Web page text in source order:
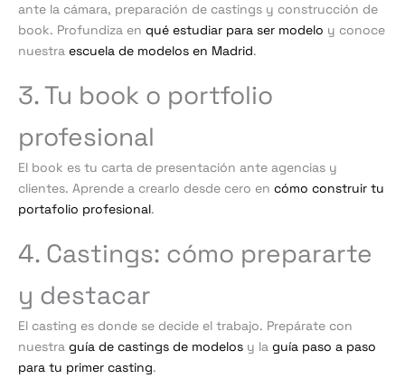
ante la cámara, preparación de castings y construcción de
book. Profundiza en qué estudiar para ser modelo y conoce
nuestra escuela de modelos en Madrid.
3. Tu book o portfolio
profesional
El book es tu carta de presentación ante agencias y
clientes. Aprende a crearlo desde cero en cómo construir tu
portafolio profesional.
4. Castings: cómo prepararte
y destacar
El casting es donde se decide el trabajo. Prepárate con
nuestra guía de castings de modelos y la guía paso a paso
para tu primer casting.